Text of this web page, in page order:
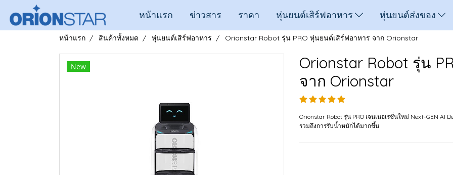
หน้าแรก ข่าวสาร ราคา หุ่นยนต์เสิร์ฟอาหาร หุ่นยนต์ส่งของ
หน้าแรก สินค้าทั้งหมด หุ่นยนต์เสิร์ฟอาหาร Orionstar Robot รุ่น PRO หุ่นยนต์เสิร์ฟอาหาร จาก Orionstar
New
Orionstar Robot รุ่น
จาก Orionstar
Orionstar Robot รุ่น PRO เจนเนอเรชั่นใหม่ Next-GEN
รวมถึงการรับน้ำหนักได้มากขึ้น